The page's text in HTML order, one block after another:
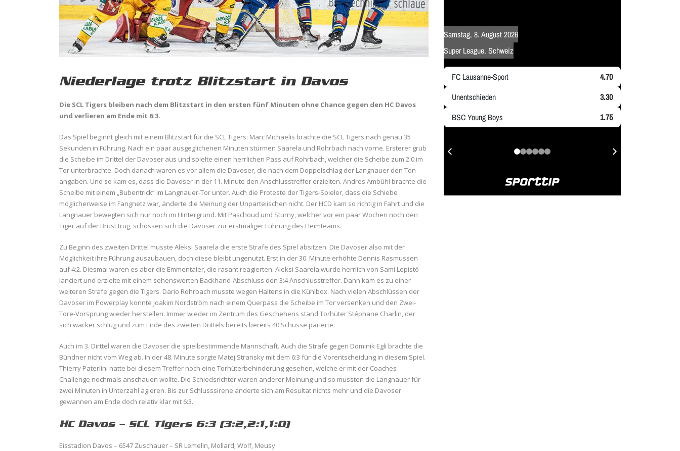
Niederlage trotz Blitzstart in Davos
Die SCL Tigers bleiben nach dem Blitzstart in den ersten fünf Minuten ohne Chance gegen den HC Davos
und verlieren am Ende mit 6:3.
Das Spiel beginnt gleich mit einem Blitzstart für die SCL Tigers: Marc Michaelis brachte die SCL Tigers nach genau 35
Sekunden in Führung. Nach ein paar ausgeglichenen Minuten stürmen Saarela und Rohrbach nach vorne. Ersterer grub
die Scheibe im Drittel der Davoser aus und spielte einen herrlichen Pass auf Rohrbach, welcher die Scheibe zum 2:0 im
Tor unterbrachte. Doch danach waren es vor allem die Davoser, die nach dem Doppelschlag der Langnauer den Ton
angaben. Und so kam es, dass die Davoser in der 11. Minute den Anschlusstreffer erzielten. Andres Ambühl brachte die
Scheibe mit einem „Bubentrick“ im Langnauer-Tor unter. Auch die Proteste der Tigers-Spieler, dass die Schiebe
möglicherweise im Fangnetz war, änderte die Meinung der Unparteiischen nicht. Der HCD kam so richtig in Fahrt und die
Langnauer bewegten sich nur noch im Hintergrund. Mit Paschoud und Sturny, welcher vor ein paar Wochen noch den
Tiger auf der Brust trug, schossen sich die Davoser zur erstmaliger Führung des Heimteams.
Zu Beginn des zweiten Drittel musste Aleksi Saarela die erste Strafe des Spiel absitzen. Die Davoser also mit der
Möglichkeit ihre Führung auszubauen, doch diese bleibt ungenutzt. Erst in der 30. Minute erhöhte Dennis Rasmussen
auf 4:2. Diesmal waren es aber die Emmentaler, die rasant reagierten: Aleksi Saarela wurde herrlich von Sami Lepistö
lanciert und erzielte mit einem sehenswerten Backhand-Abschluss den 3:4 Anschlusstreffer. Dann kam es zu einer
weiteren Strafe gegen die Tigers. Dario Rohrbach musste wegen Haltens in die Kühlbox. Nach vielen Abschlüssen der
Davoser im Powerplay konnte Joakim Nordström nach einem Querpass die Scheibe im Tor versenken und den Zwei-
Tore-Vorsprung wieder herstellen. Immer wieder im Zentrum des Geschehens stand Torhüter Stéphane Charlin, der
sich wacker schlug und zum Ende des zweiten Drittels bereits bereits 40 Schüsse parierte.
Auch im 3. Dirttel waren die Davoser die spielbestimmende Mannschaft. Auch die Strafe gegen Dominik Egli brachte die
Bündner nicht vom Weg ab. In der 48. Minute sorgte Matej Stransky mit dem 6:3 für die Vorentscheidung in diesem Spiel.
Thierry Paterlini hatte bei diesem Treffer noch eine Torhüterbehinderung gesehen, welche er mit der Coaches
Challenge nochmals anschauen wollte. Die Schiedsrichter waren anderer Meinung und so mussten die Langnauer für
zwei Minuten in Unterzahl agieren. Bis zur Schlusssirene änderte sich am Resultat nichts mehr und die Davoser
gewannen am Ende doch relativ klar mit 6:3.
HC Davos – SCL Tigers 6:3 (3:2,2:1,1:0)
Eisstadion Davos – 6547 Zuschauer – SR Lemelin, Mollard; Wolf, Meusy